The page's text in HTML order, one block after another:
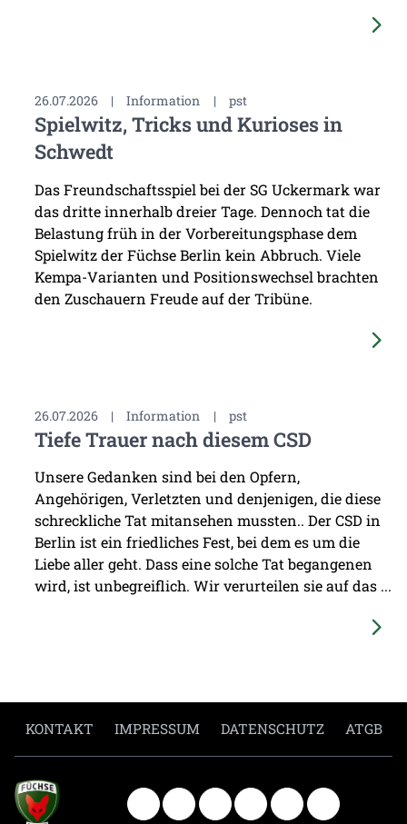
26.07.2026 | Information | pst
Spielwitz, Tricks und Kurioses in
Schwedt
Das Freundschaftsspiel bei der SG Uckermark war
das dritte innerhalb dreier Tage. Dennoch tat die
Belastung früh in der Vorbereitungsphase dem
Spielwitz der Füchse Berlin kein Abbruch. Viele
Kempa-Varianten und Positionswechsel brachten
den Zuschauern Freude auf der Tribüne.
26.07.2026 | Information | pst
Tiefe Trauer nach diesem CSD
Unsere Gedanken sind bei den Opfern,
Angehörigen, Verletzten und denjenigen, die diese
schreckliche Tat mitansehen mussten.. Der CSD in
Berlin ist ein friedliches Fest, bei dem es um die
Liebe aller geht. Dass eine solche Tat begangenen
wird, ist unbegreiflich. Wir verurteilen sie auf das ...
KONTAKT IMPRESSUM DATENSCHUTZ ATGB